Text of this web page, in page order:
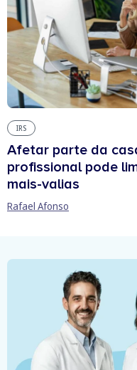
IRS
Afetar parte da
profissional pode
mais-valias
Rafael Afonso